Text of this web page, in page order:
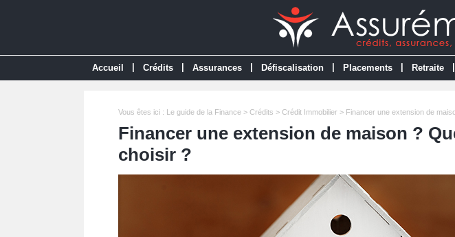
Accueil Crédits Assurances Défiscalisation Placements Retraite
Vous êtes ici : Le guide de la Finance > Crédits > Crédit Immobilier > Financer une extension de
Financer une extension de maison ?
choisir ?